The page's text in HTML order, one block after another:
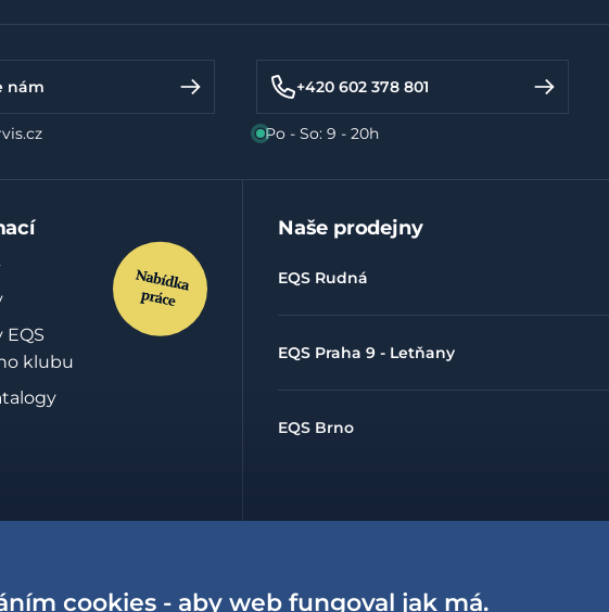
nám +420 602 378 801
Po - So: 9 - 20h
klubu
Naše prodejny
EQS Rudná
EQS Praha 9 - Letňany
EQS Brno
cookies - aby web fungoval jak má.